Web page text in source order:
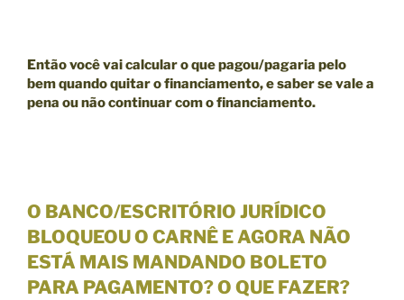
Então você vai calcular o que pagou/pagaria pelo
bem quando quitar o financiamento, e saber sevale a
pena ou não continuar com o financiamento.
O BANCO/ESCRITÓRIO JURÍDICO
BLOQUEOU O CARNÊ E AGORA NÃO
ESTÁ MAIS MANDANDO BOLETO
PARA PAGAMENTO? O QUE FAZER?